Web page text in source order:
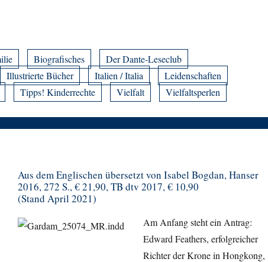
Biografisches
Der Dante-Leseclub
Illustrierte Bücher Italien / Italia
Leidenschaften
Tipps! Kinderrechte Vielfalt
Vielfaltsperlen
Aus dem Englischen übersetzt von Isabel Bogdan, Hanser
2016, 272 S., € 21,90, TB dtv 2017, € 10,90
(Stand April 2021)
Am Anfang steht ein Antrag:
Edward Feathers, erfolgreicher
Richter der Krone in Hongkong,